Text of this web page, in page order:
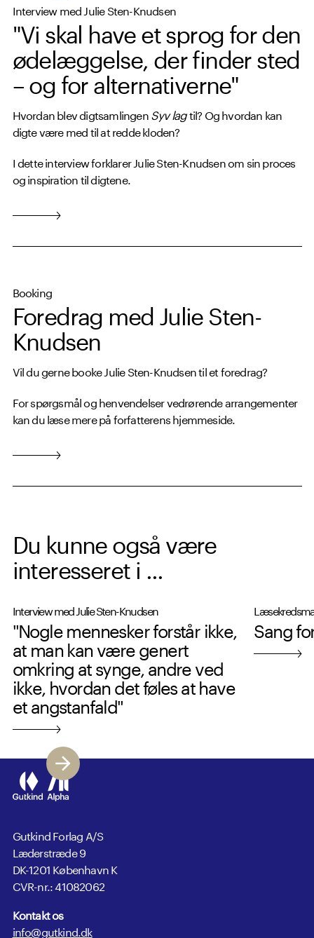
Interview med Julie Sten-Knudsen
"Vi skal have et sprog for den
ødelæggelse, der finder sted
– og for alternativerne"
Hvordan blev digtsamlingenSyv lagtil? Og hvordan kan
digte være med til at redde kloden?
I dette interview forklarer Julie Sten-Knudsen om sin proces
og inspiration til digtene.
Booking
Foredrag med Julie Sten-
Knudsen
Vil du gerne booke Julie Sten-Knudsen til et foredrag?
For spørgsmål og henvendelser vedrørende arrangementer
kan du læse mere på forfatterens hjemmeside.
Du kunne også være
interesseret i ...
Interview med Julie Sten-Knudsen
"Nogle mennesker forstår ikke,
at man kan være genert
omkring at synge, andre ved
ikke, hvordan det føles at have
et angstanfald"
Sang
Gutkind Forlag A/S
Læderstræde 9
DK-1201 København K
CVR-nr.: 41082062
Kontakt os
info@gutkind.dk